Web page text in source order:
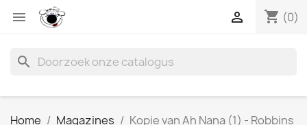
 shopping_cart (0)

search
Home Magazines
Kopie van Ah Nana (1) - Robbins